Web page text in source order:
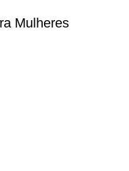
Mulheres